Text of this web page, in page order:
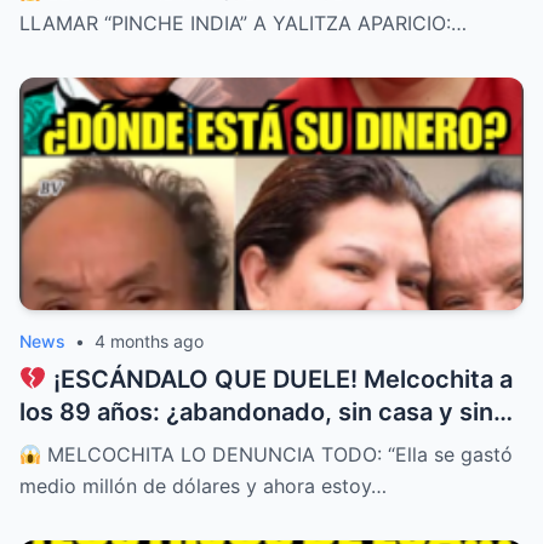
“Perdí el cariño del público”
LLAMAR “PINCHE INDIA” A YALITZA APARICIO:…
News • 4 months ago
¡ESCÁNDALO QUE DUELE! Melcochita a
los 89 años: ¿abandonado, sin casa y sin
un sol después de entregar todo a su
esposa?
MELCOCHITA LO DENUNCIA TODO: “Ella se gastó
medio millón de dólares y ahora estoy…